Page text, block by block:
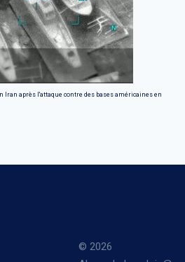
Iran après l'attaque contre des bases américaines en
© 2026